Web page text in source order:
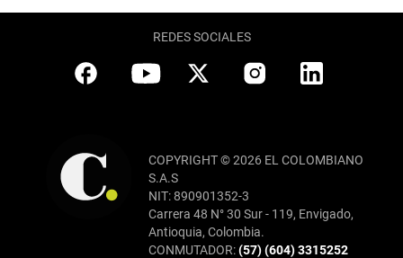
REDES SOCIALES
COPYRIGHT © 2026 EL COLOMBIANO
S.A.S
NIT: 890901352-3
Carrera 48 N° 30 Sur - 119, Envigado,
Antioquia, Colombia.
CONMUTADOR:(57) (604) 3315252